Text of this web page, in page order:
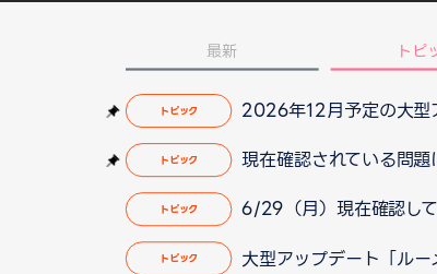
最新 トピ
トピック 2026年12月予定の大型
トピック 現在確認されている問
トピック 6/29（月）現在確認し
トピック 大型アップデート「ル